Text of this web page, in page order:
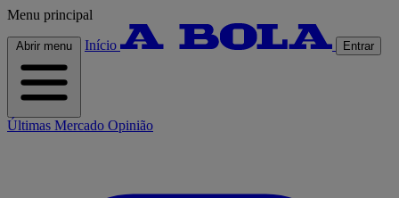
Menu principal
Abrir menu Início Entrar
Últimas Mercado Opinião